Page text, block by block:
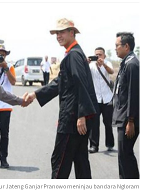
Jateng Ganjar Pranowo meninjau bandara Ngloram